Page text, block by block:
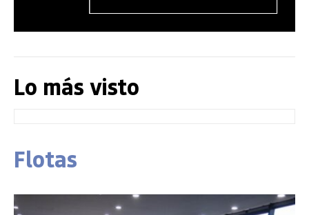
Lo más visto
Flotas